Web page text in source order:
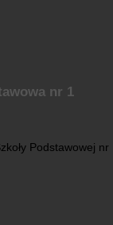
nr 1
Podstawowej nr